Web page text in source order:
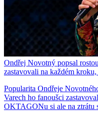
Ondřej Novotný popsal
zastavovali na každém kroku,
Popularita Ondřeje
Varech ho fanoušci
OKTAGONu si ale na ztrátu